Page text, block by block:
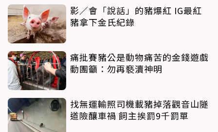
影／會「說話」的豬爆紅 IG最紅
豬拿下金氏紀錄
痛批賽豬公是動物痛苦的金錢遊戲
動團籲：勿再褻瀆神明
找無運輸照司機載豬掉落觀音山隧
道險釀車禍 飼主挨罰9千罰單